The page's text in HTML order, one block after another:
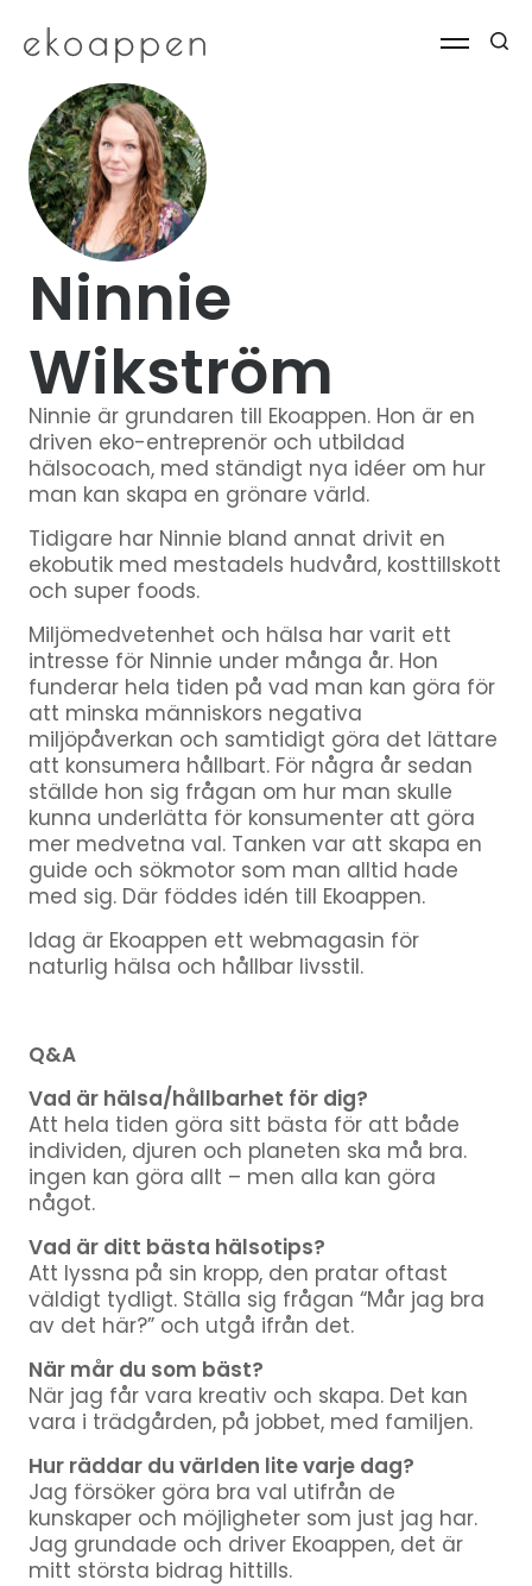
Ninnie
Wikström
Ninnie är grundaren till Ekoappen. Hon är en
driven eko-entreprenör och utbildad
hälsocoach, med ständigt nya idéer om hur
man kan skapa en grönare värld.
Tidigare har Ninnie bland annat drivit en
ekobutik med mestadels hudvård, kosttillskott
och super foods.
Miljömedvetenhet och hälsa har varit ett
intresse för Ninnie under många år. Hon
funderar hela tiden på vad man kan göra för
att minska människors negativa
miljöpåverkan och samtidigt göra det lättare
att konsumera hållbart. För några år sedan
ställde hon sig frågan om hur man skulle
kunna underlätta för konsumenter att göra
mer medvetna val. Tanken var att skapa en
guide och sökmotor som man alltid hade
med sig. Där föddes idén till Ekoappen.
Idag är Ekoappen ett webmagasin för
naturlig hälsa och hållbar livsstil.
Q&A
Vad är hälsa/hållbarhet för dig?
Att hela tiden göra sitt bästa för att både
individen, djuren och planeten ska må bra.
ingen kan göra allt – men alla kan göra
något.
Vad är ditt bästa hälsotips?
Att lyssna på sin kropp, den pratar oftast
väldigt tydligt. Ställa sig frågan “Mår jag bra
av det här?” och utgå ifrån det.
När mår du som bäst?
När jag får vara kreativ och skapa. Det kan
vara i trädgården, på jobbet, med familjen.
Hur räddar du världen lite varje dag?
Jag försöker göra bra val utifrån de
kunskaper och möjligheter som just jag har.
Jag grundade och driver Ekoappen, det är
mitt största bidrag hittills.